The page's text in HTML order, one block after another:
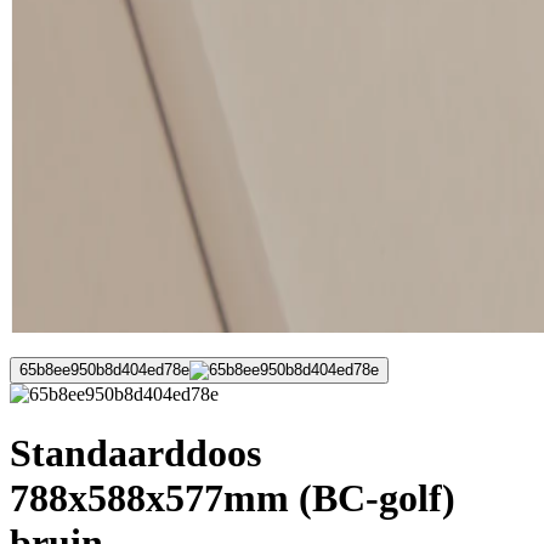
65b8ee950b8d404ed78e
Standaarddoos
788x588x577mm (BC-golf)